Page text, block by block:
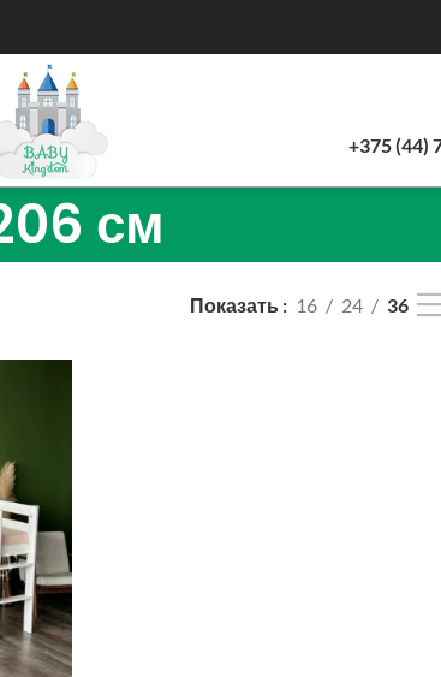
+375 (44)
см
Показать 16 24 36